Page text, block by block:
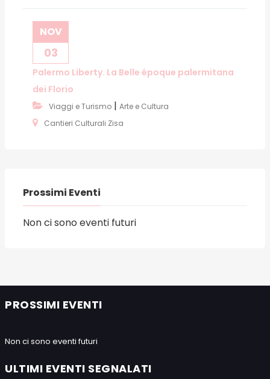
NOV
03
Palermo Liberty. La Belle époque palermitana
dei Florio
Viaggi e Turismo | Arte e Cultura
Cantieri Culturali Zisa
Prossimi Eventi
Non ci sono eventi futuri
PROSSIMI EVENTI
Non ci sono eventi futuri
ULTIMI EVENTI SEGNALATI